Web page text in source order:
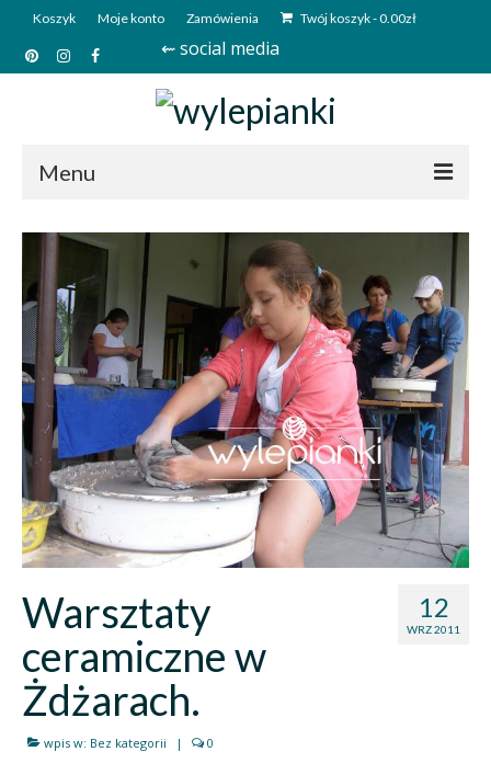
Koszyk Moje konto Zamówienia Twój koszyk-0.00zł
⇜ social media
Menu
Start
Sklep
Kim jesteśmy?
Kontakt
Deutsch
12
WRZ 2011
Warsztaty
ceramiczne w
Żdżarach.
wpis w: Bez kategorii | 0